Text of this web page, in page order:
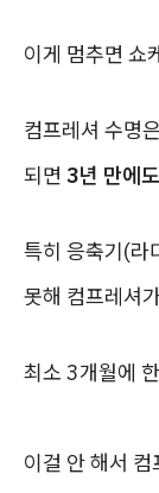
이게 멈추면 쇼
컴프레셔 수명
되면 3년 만에
특히 응축기(라
못해 컴프레셔
최소 3개월에
이걸 안 해서